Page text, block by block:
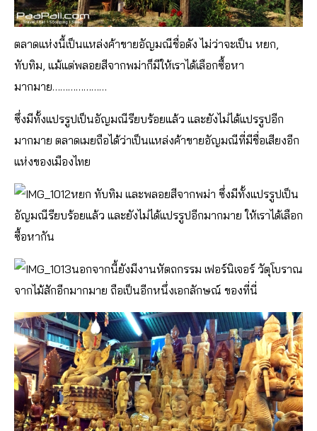
ตลาดแห่งนี้เป็นแหล่งค้าขายอัญมณีชื่อดัง ไม่ว่าจะเป็น หยก,
ทับทิม, แม้แต่พลอยสีจากพม่าก็มีให้เราได้เลือกซื้อหา
มากมาย…………………
ซึ่งมีทั้งแปรรูปเป็นอัญมณีรียบร้อยแล้ว และยังไม่ได้แปรรูปอีก
มากมาย ตลาดเมยถือได้ว่าเป็นแหล่งค้าขายอัญมณีที่มีชื่อเสียงอีก
แห่งของเมืองไทย
หยก ทับทิม และพลอยสีจากพม่า ซึ่งมีทั้งแปรรูปเป็น
อัญมณีรียบร้อยแล้ว และยังไม่ได้แปรรูปอีกมากมาย ให้เราได้เลือก
ซื้อหากัน
นอกจากนี้ยังมีงานหัตถกรรม เฟอร์นิเจอร์ วัตุโบราณ
จากไม้สักอีกมากมาย ถือเป็นอีกหนึ่งเอกลักษณ์ ของที่นี่